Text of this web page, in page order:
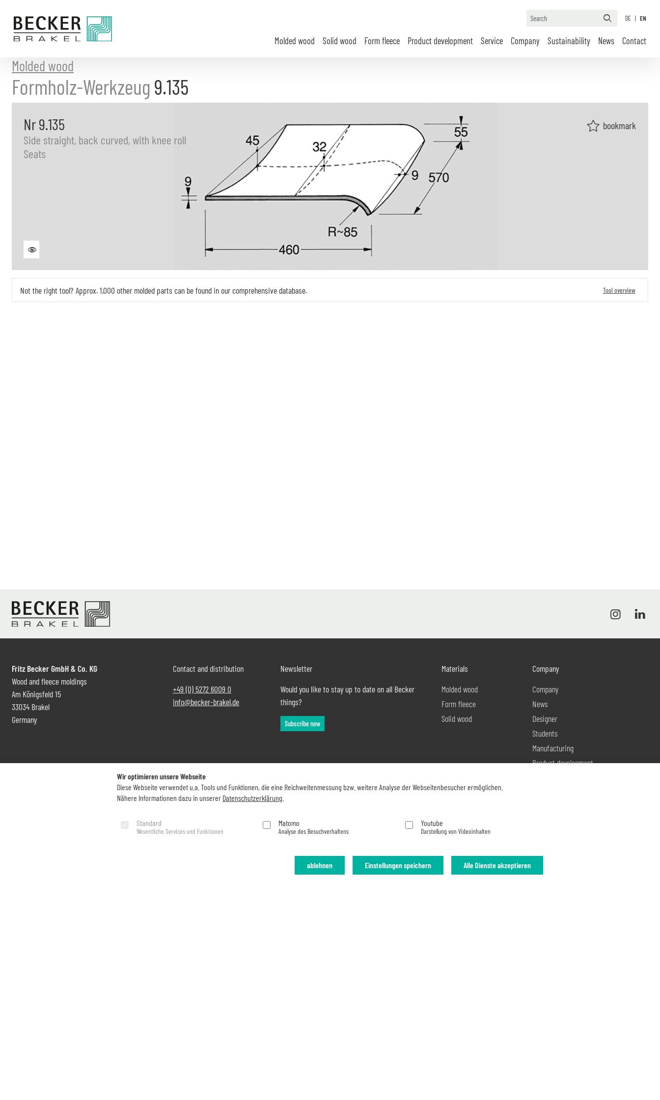
content
DE | EN
Molded wood Solid wood Form fleece Product development Service Company Sustainability News Contact
Molded wood
Formholz-Werkzeug 9.135
Nr 9.135
Side straight, back curved, with knee roll
Seats
bookmark
Not the right tool? Approx. 1,000 other molded parts can be found in our comprehensive database. Tool overview
Fritz Becker GmbH & Co. KG
Wood and fleece moldings
Am Königsfeld 15
33034 Brakel
Germany
Contact and distribution
+49 (0) 5272 6009 0
info@becker-brakel.de
Newsletter
Would you like to stay up to date on all Becker
things?
Subscribe now
Materials
Molded wood
Form fleece
Solid wood
Company
Company
News
Designer
Students
Manufacturing
Product development
Wir optimieren unsere Webseite
Diese Webseite verwendet u.a. Tools und Funktionen, die eine Reichweitenmessung bzw. weitere Analyse der Webseitenbesucher ermöglichen.
Nähere Informationen dazu in unserer Datenschutzerklärung
Standard
Wesentliche Services und Funktionen
Matomo
Analyse des Besuchverhaltens
Youtube
Darstellung von Videoinhalten
Alle Dienste akzeptieren
Einstellungen speichern
ablehnen